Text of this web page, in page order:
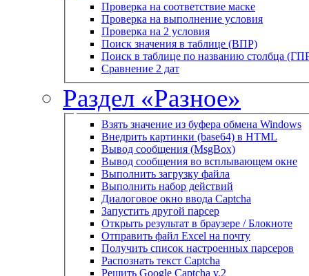
Проверка на соответствие маске
Проверка на выполнение условия
Проверка на 2 условия
Поиск значения в таблице (ВПР)
Поиск в таблице по названию столбца
Сравнение 2 дат
Раздел «Разное»
Взять значение из буфера обмена Windows
Внедрить картинки (base64) в HTML
Вывод сообщения (MsgBox)
Вывод сообщения во всплывающем окне
Выполнить загрузку файла
Выполнить набор действий
Диалоговое окно ввода Captcha
Запустить другой парсер
Открыть результат в браузере / Блокноте
Отправить файл Excel на почту
Получить список настроенных парсеров
Распознать текст Captcha
Решить Google Captcha v.2